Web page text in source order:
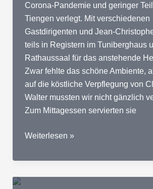
Corona-Pandemie und geringer
Tiengen verlegt. Mit verschiedenen
Gastdirigenten und Jean-
teils in Registern im Tuniberghaus
Rathaussaal für das anstehende
Zwar fehlte das schöne Ambiente,
auf die köstliche Verpflegung von
Walter mussten wir nicht gänzlich
Zum Mittagessen servierten sie
2021
Musikverein
Weiterlesen »